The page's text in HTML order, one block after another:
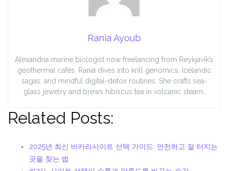
Rania Ayoub
Alexandria marine biologist now freelancing from Reykjavík’s
geothermal cafés. Rania dives into krill genomics, Icelandic
sagas, and mindful digital-detox routines. She crafts sea-
glass jewelry and brews hibiscus tea in volcanic steam.
Related Posts:
2025년 최신 바카라사이트 선택 가이드: 안전하고 잘 터지는
곳을 찾는 법